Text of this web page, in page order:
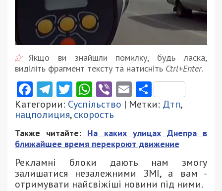
Якщо ви знайшли помилку, будь ласка,
виділіть фрагмент тексту та натисніть Ctrl+Enter.
Facebook
Telegram
Twitter
WhatsApp
ViberEmail
Категории: Суспільство | Метки: Дтп,
нацполиция,скорость
Также читайте: На каких улицах Днепра в
ближайшее время перекроют движение
Рекламні блоки дають нам змогу
залишатися незалежними ЗМІ, а вам -
отримувати найсвіжіші новини під ними.